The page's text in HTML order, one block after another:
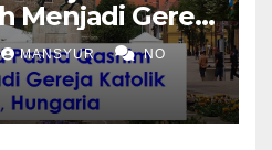
Menjadi Gereja
Hungaria
MANSYUR NO